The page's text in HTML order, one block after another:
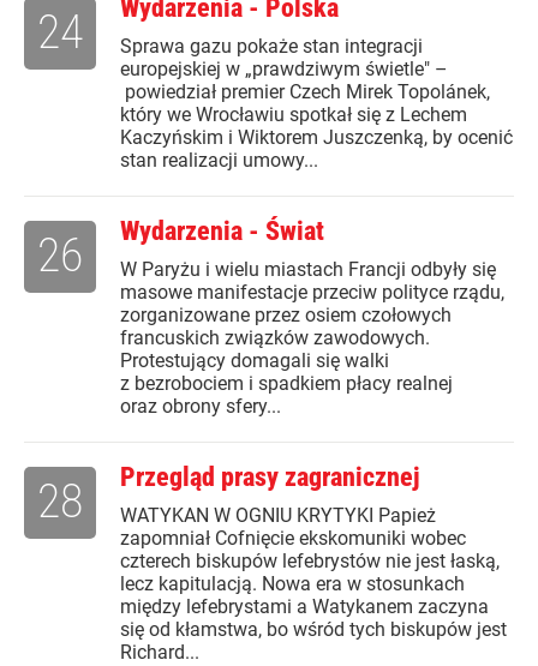
Wydarzenia - Polska
Sprawa gazu pokaże stan integracji
europejskiej w „prawdziwym świetle" –
powiedział premier Czech Mirek Topolánek,
który we Wrocławiu spotkał się z Lechem
Kaczyńskim i Wiktorem Juszczenką, by ocenić
stan realizacji umowy...
24
Wydarzenia - Świat
W Paryżu i wielu miastach Francji odbyły się
masowe manifestacje przeciw polityce rządu,
zorganizowane przez osiem czołowych
francuskich związków zawodowych.
Protestujący domagali się walki
z bezrobociem i spadkiem płacy realnej
oraz obrony sfery...
26
Przegląd prasy zagranicznej
WATYKAN W OGNIU KRYTYKI Papież
zapomniał Cofnięcie ekskomuniki wobec
czterech biskupów lefebrystów nie jest łaską,
lecz kapitulacją. Nowa era w stosunkach
między lefebrystami a Watykanem zaczyna
się od kłamstwa, bo wśród tych biskupów jest
Richard...
28